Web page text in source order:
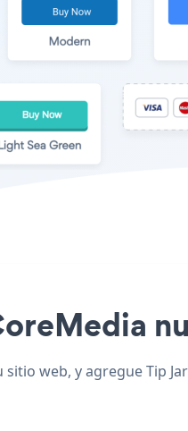
web, y agregue Tip